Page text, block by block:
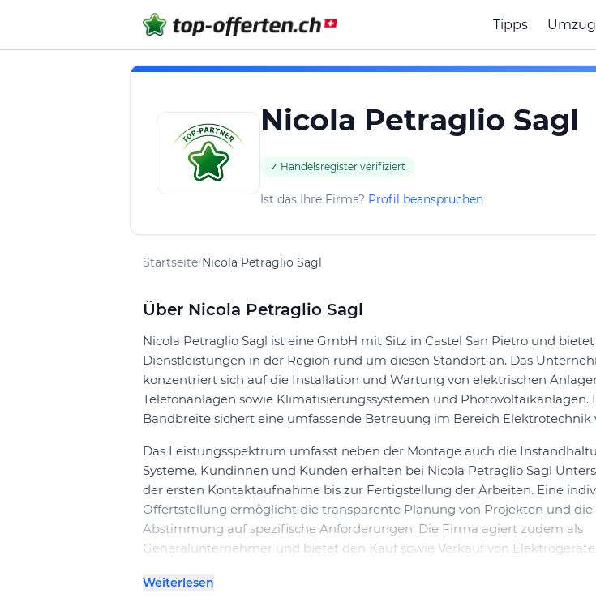
Tipps
Nicola Petraglio Sagl
✓ Handelsregister verifiziert
Ist das Ihre Firma? Profil beanspruchen
Startseite/Nicola Petraglio Sagl
Über Nicola Petraglio Sagl
Nicola Petraglio Sagl ist eine GmbH mit Sitz in Castel San Pietro und
Dienstleistungen in der Region rund um diesen Standort an. Das
konzentriert sich auf die Installation und Wartung von elektrischen
Telefonanlagen sowie Klimatisierungssystemen und Photovoltaikanlagen.
Bandbreite sichert eine umfassende Betreuung im Bereich Elektrotechnik
Das Leistungsspektrum umfasst neben der Montage auch die
Systeme. Kundinnen und Kunden erhalten bei Nicola Petraglio Sagl
der ersten Kontaktaufnahme bis zur Fertigstellung der Arbeiten. Eine
Offertstellung ermöglicht die transparente Planung von Projekten und die
Abstimmung auf spezifische Anforderungen. Die Firma agiert zudem als
Generalunternehmer und bietet den Kauf sowie Verkauf von
Weiterlesen